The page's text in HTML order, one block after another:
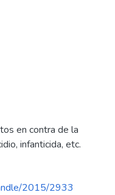
en contra de la
infanticida, etc.
2015/2933